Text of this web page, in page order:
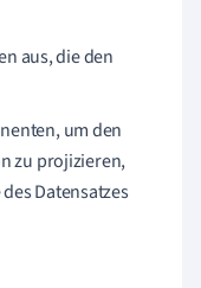
aus, die den
um den
zu projizieren,
Datensatzes